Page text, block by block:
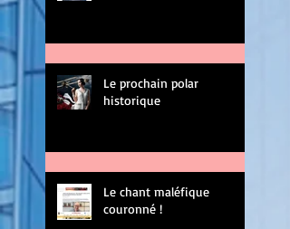
Le prochain polar
historique
Le chant maléfique
couronné !